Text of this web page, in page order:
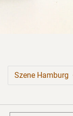
Szene Hamburg